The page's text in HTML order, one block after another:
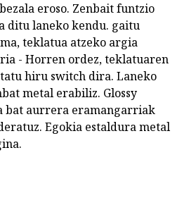
eroso. Zenbait funtzio
ditu laneko kendu. gaitu
teklatua atzeko argia
- Horren ordez, teklatuaren
hiru switch dira. Laneko
metal erabiliz. Glossy
bat aurrera eramangarriak
Egokia estaldura metal